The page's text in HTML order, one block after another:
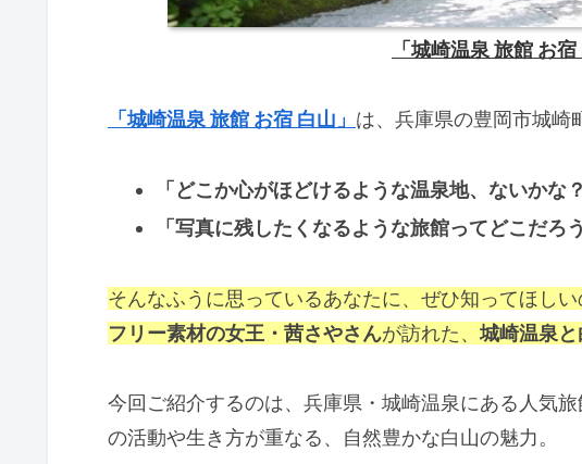
「城崎温泉 旅館 お宿
「城崎温泉 旅館 お宿 白山」 は、兵庫県の豊岡市城崎
「どこか心がほどけるような温泉地、ないかな？
「写真に残したくなるような旅館ってどこだろう
そんなふうに思っているあなたに、ぜひ知ってほし
フリー素材の女王・茜さやさんが訪れた、 城崎温泉
今回ご紹介するのは、兵庫県・城崎温泉にある人気旅
の活動や生き方が重なる、自然豊かな白山の魅力。